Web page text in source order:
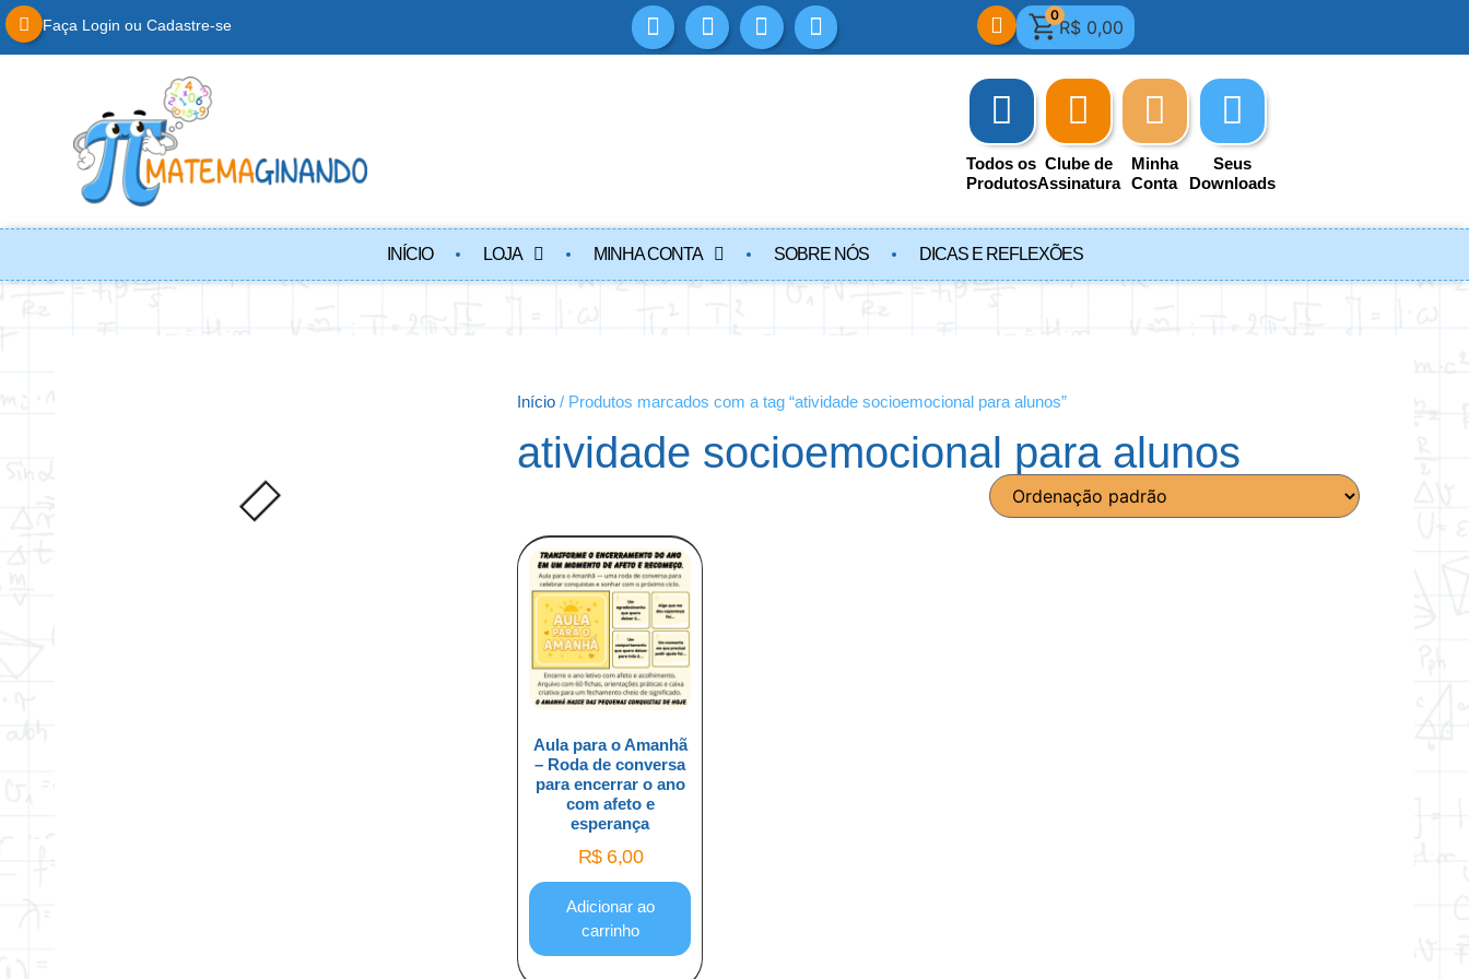
Faça Login ou Cadastre-se
0
R$ 0,00
Todos os
Produtos
Clube de
Assinatura
Minha
Conta
Seus
Downloads
INÍCIO LOJA MINHA CONTA SOBRE NÓS DICAS E REFLEXÕES
Início / Produtos marcados com a tag “atividade socioemocional para alunos”
atividade socioemocional para alunos
Aula para o Amanhã
– Roda de conversa
para encerrar o ano
com afeto e
esperança
R$6,00
Adicionar ao
carrinho